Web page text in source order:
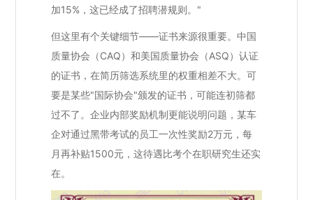
加15%，这已经成了招聘潜规则。"
但这里有个关键细节——证书来源很重要。中国
质量协会（CAQ）和美国质量协会（ASQ）认证
的证书，在简历筛选系统里的权重相差不大。可
要是某些"国际协会"颁发的证书，可能连初筛都
过不了。企业内部奖励机制更能说明问题，某车
企对通过黑带考试的员工一次性奖励2万元，每
月再补贴1500元，这待遇比考个在职研究生还实
在。